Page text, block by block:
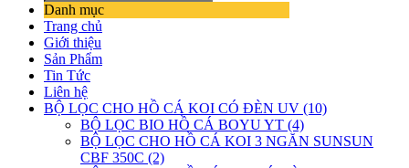
Danh mục
Trang chủ
Giới thiệu
Sản Phẩm
Tin Tức
Liên hệ
BỘ LỌC CHO HỒ CÁ KOI CÓ ĐÈN UV (10)
BỘ LỌC BIO HỒ CÁ BOYU YT (4)
BỘ LỌC CHO HỒ CÁ KOI 3 NGĂN SUNSUN
CBF 350C (2)